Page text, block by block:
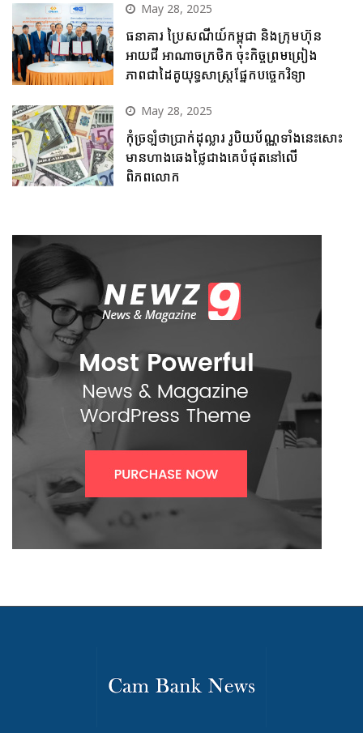
May 28, 2025
ធនាគារ ប្រៃសណីយ៍កម្ពុជា និងក្រុមហ៊ុន
អាយជី អាណាចក្រថិក ចុះកិច្ចព្រមព្រៀង
ភាពជាដៃគូយុទ្ធសាស្ត្រផ្នែកបច្ចេកវិទ្យា
May 28, 2025
កុំច្រឡំថាប្រាក់ដុល្លារ រូបិយប័ណ្ណទាំងនេះសោះ
មានហាងឆេងថ្លៃជាងគេបំផុតនៅលើ
ពិភពលោក